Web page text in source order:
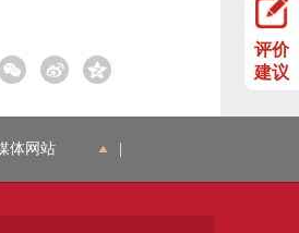
评价
建议
体网站